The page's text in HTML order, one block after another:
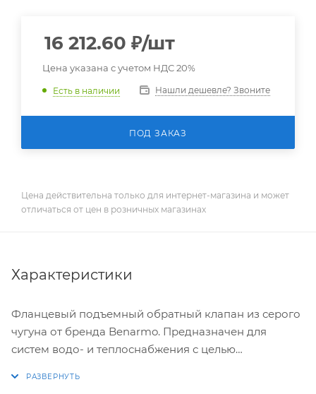
16 212.60 ₽/шт
Цена указана с учетом НДС 20%
Есть в наличии Нашли дешевле? Звоните
ПОД ЗАКАЗ
Цена действительна только для интернет-магазина и может
отличаться от цен в розничных магазинах
Характеристики
Фланцевый подъемный обратный клапан из серого
чугуна от бренда Benarmo. Предназначен для
систем водо- и теплоснабжения с целью